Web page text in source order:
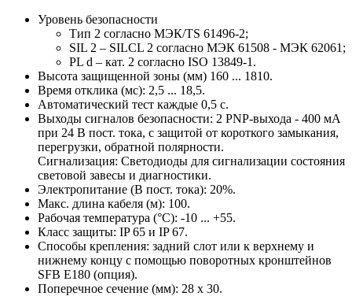
Уровень безопасности
Тип 2 согласно МЭК/TS 61496-2;
SIL 2 – SILCL 2 согласно МЭК 61508 - МЭК 62061;
PL d – кат. 2 согласно ISO 13849-1.
Высота защищенной зоны (мм) 160 ... 1810.
Время отклика (мс): 2,5 ... 18,5.
Автоматический тест каждые 0,5 с.
Выходы сигналов безопасности: 2 PNP-выхода - 400 мА
при 24 В пост. тока, с защитой от короткого замыкания,
перегрузки, обратной полярности.
Сигнализация: Светодиоды для сигнализации состояния
световой завесы и диагностики.
Электропитание (В пост. тока): 20%.
Макс. длина кабеля (м): 100.
Рабочая температура (°C): -10 ... +55.
Класс защиты: IP 65 и IP 67.
Способы крепления: задний слот или к верхнему и
нижнему концу с помощью поворотных кронштейнов
SFB E180 (опция).
Поперечное сечение (мм): 28 x 30.